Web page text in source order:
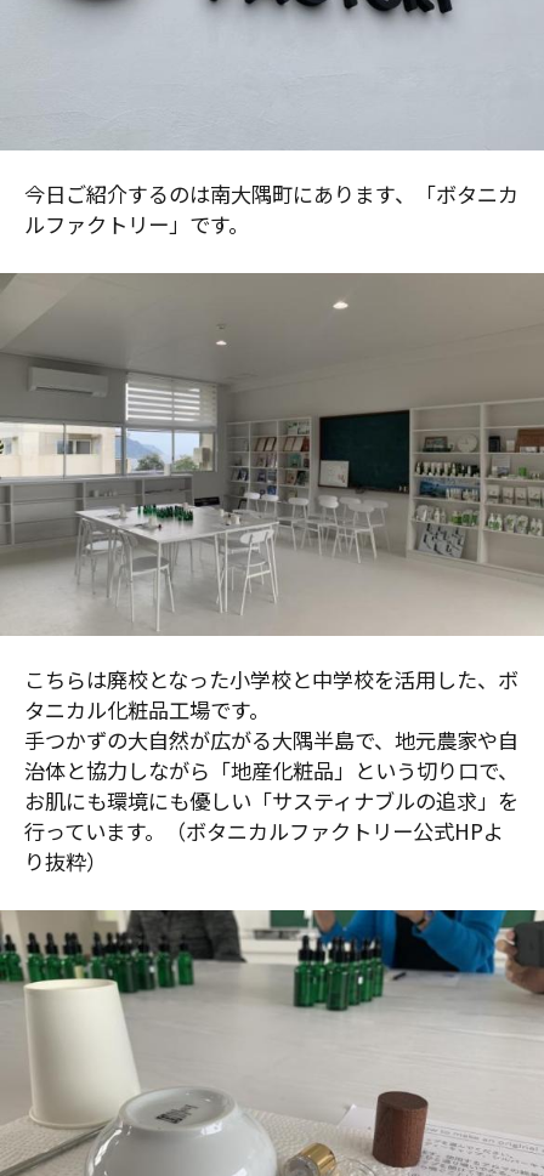
今日ご紹介するのは南大隅町にあります、「ボタニカ
ルファクトリー」です。
こちらは廃校となった小学校と中学校を活用した、ボ
タニカル化粧品工場です。
手つかずの大自然が広がる大隅半島で、地元農家や自
治体と協力しながら「地産化粧品」という切り口で、
お肌にも環境にも優しい「サスティナブルの追求」を
行っています。（ボタニカルファクトリー公式HPよ
り抜粋）